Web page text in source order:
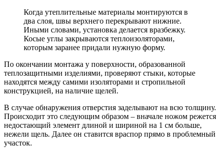
Когда утеплительные материалы монтируются в
два слоя, швы верхнего перекрывают нижние.
Иными словами, установка делается вразбежку.
Косые углы закрываются теплоизоляторами,
которым заранее придали нужную форму.
По окончании монтажа у поверхности, образованной
теплозащитными изделиями, проверяют стыки, которые
находятся между самими изоляторами и стропильной
конструкцией, на наличие щелей.
В случае обнаружения отверстия заделывают на всю толщину.
Происходит это следующим образом – вначале ножом режется
недостающий элемент длиной и шириной на 1 см больше,
нежели щель. Далее он ставится враспор прямо в проблемный
участок.